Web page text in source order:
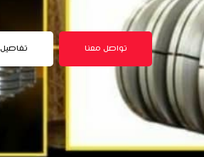
تفاصيل تواصل معنا